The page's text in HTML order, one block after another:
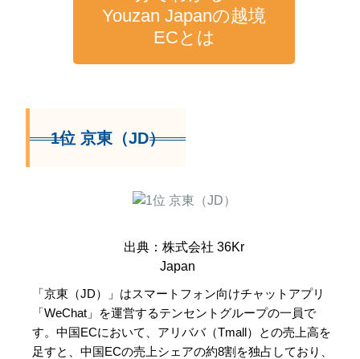
Youzan Japanの越境
ECとは
1位 京東（JD）
出典：株式会社 36Kr
Japan
「京東（JD）」はスマートフォン向けチャットアプリ
「WeChat」を運営するテンセントグループの一員で
す。中国ECにおいて、アリババ（Tmall）との売上高を
足すと、中国ECの売上シェアの約8割を独占しており、